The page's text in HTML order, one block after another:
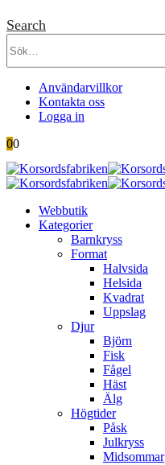
Search
Användarvillkor
Kontakta oss
Logga in
00
Webbutik
Kategorier
Barnkryss
Format
Halvsida
Helsida
Kvadrat
Uppslag
Djur
Björn
Fisk
Fågel
Häst
Älg
Högtider
Påsk
Julkryss
Midsommar